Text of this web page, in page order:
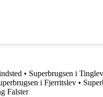
• Superbrugsen i Tinglev
i Fjerritslev •
Falster